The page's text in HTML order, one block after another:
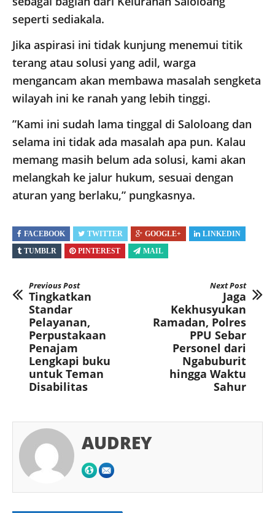
seperti sediakala.
​Jika aspirasi ini tidak kunjung menemui titik
terang atau solusi yang adil, warga
mengancam akan membawa masalah sengketa
wilayah ini ke ranah yang lebih tinggi.
​”Kami ini sudah lama tinggal di Saloloang dan
selama ini tidak ada masalah apa pun. Kalau
memang masih belum ada solusi, kami akan
melangkah ke jalur hukum, sesuai dengan
aturan yang berlaku,” pungkasnya.
FACEBOOK TWITTER GOOGLE+
LINKEDIN
TUMBLR
PINTEREST MAIL
Previous Post
Tingkatkan
Standar
Pelayanan,
Perpustakaan
Penajam
Lengkapi buku
untuk Teman
Disabilitas
Next Post
Jaga
Kekhusyukan
Ramadan, Polres
PPU Sebar
Personel dari
Ngabuburit
hingga Waktu
Sahur
AUDREY